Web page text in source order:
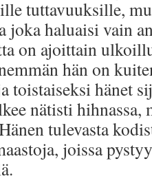
tuttavuuksille,
haluaisi vain
on ajoittain
hän on
toistaiseksi hänet
nätisti hihnassa,
tulevasta
joissa